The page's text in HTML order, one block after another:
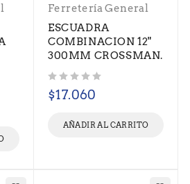
Ferretería General
ESCUADRA
COMBINACION 12"
300MM CROSSMAN.
$17.060
AÑADIR AL CARRITO